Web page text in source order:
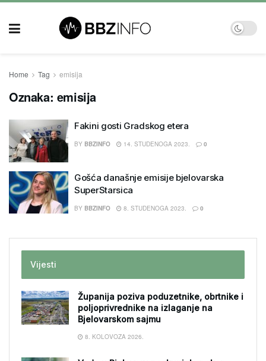
Home Tag emisija
Oznaka: emisija
Fakini gosti Gradskog etera
BY BBZINFO 14. STUDENOGA 2023. 0
Gošća današnje emisije bjelovarska
SuperStarsica
BY BBZINFO 8. STUDENOGA 2023. 0
Vijesti
Županija poziva poduzetnike, obrtnike i
poljoprivrednike na izlaganje na
Bjelovarskom sajmu
8. KOLOVOZA 2026.